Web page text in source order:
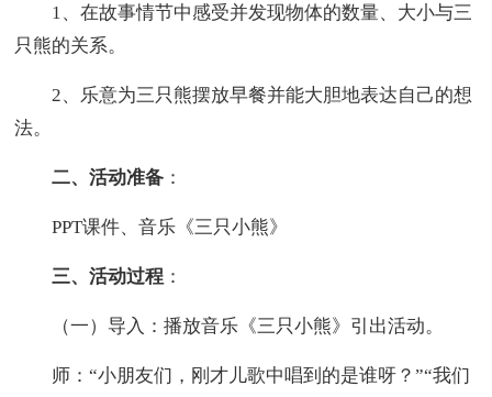
1、在故事情节中感受并发现物体的数量、大小与三
只熊的关系。
2、乐意为三只熊摆放早餐并能大胆地表达自己的想
法。
二、活动准备 ：
PPT课件、音乐《三只小熊》
三、活动过程 ：
（一）导入：播放音乐《三只小熊》引出活动。
师：“小朋友们，刚才儿歌中唱到的是谁呀？”“我们